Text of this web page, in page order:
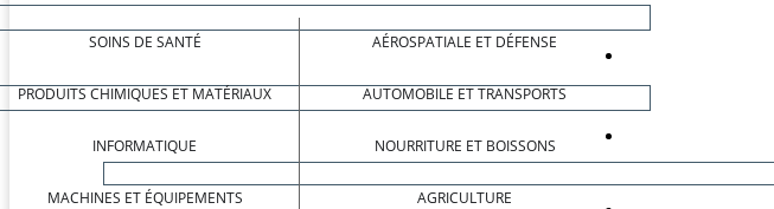
SOINS DE SANTÉ
PRODUITS CHIMIQUES ET MATÉRIAUX
INFORMATIQUE
MACHINES ET ÉQUIPEMENTS
AÉROSPATIALE ET DÉFENSE
AUTOMOBILE ET TRANSPORTS
NOURRITURE ET BOISSONS
AGRICULTURE